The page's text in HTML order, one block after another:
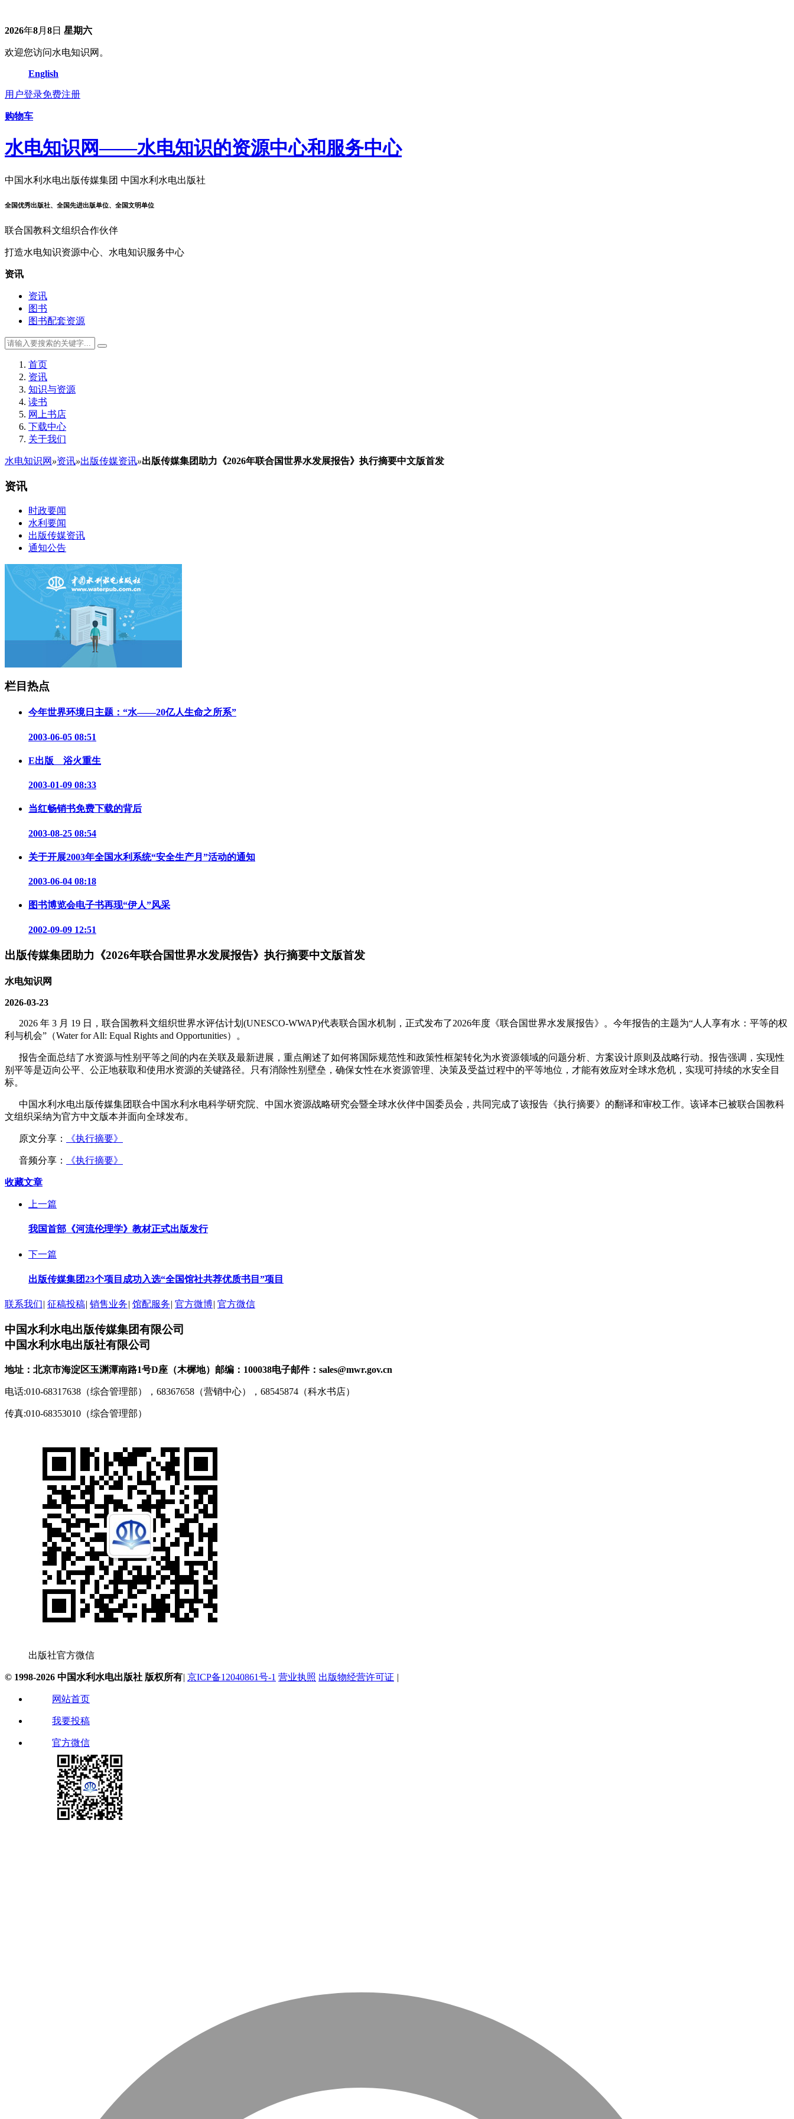
2026年8月 8日 星期六
欢迎您访问水电知识网。
English
用户登录免费注册
购物车
水电知识网——水电知识的资源中心和服务中心
中国水利水电出版传媒集团 中国水利水电出版社
全国优秀出版社、全国先进出版单位、全国文明单位
联合国教科文组织合作伙伴
打造水电知识资源中心、水电知识服务中心
资讯
资讯
图书
图书配套资源
首页
资讯
知识与资源
读书
网上书店
下载中心
关于我们
水电知识网 »资讯»出版传媒资讯»出版传媒集团助力《2026年联合国世界水发展报告》执行摘要中文版首发
资讯
时政要闻
水利要闻
出版传媒资讯
通知公告
栏目热点
今年世界环境日主题：“水——20亿人生命之所系”
2003-06-05 08:51
E出版 浴火重生
2003-01-09 08:33
当红畅销书免费下载的背后
2003-08-25 08:54
关于开展2003年全国水利系统“安全生产月”活动的通知
2003-06-04 08:18
图书博览会电子书再现“伊人”风采
2002-09-09 12:51
出版传媒集团助力《2026年联合国世界水发展报告》执行摘要中文版首发
水电知识网
2026-03-23
2026 年 3 月 19 日，联合国教科文组织世界水评估计划(UNESCO-WWAP)代表联合国水机制，正式发布了2026年度《联合国世界水发展报告》。今年报告的主题为“人人享有水：平等的权
利与机会”（Water for All: Equal Rights and Opportunities）。
报告全面总结了水资源与性别平等之间的内在关联及最新进展，重点阐述了如何将国际规范性和政策性框架转化为水资源领域的问题分析、方案设计原则及战略行动。报告强调，实现性
别平等是迈向公平、公正地获取和使用水资源的关键路径。只有消除性别壁垒，确保女性在水资源管理、决策及受益过程中的平等地位，才能有效应对全球水危机，实现可持续的水安全目
标。
中国水利水电出版传媒集团联合中国水利水电科学研究院、中国水资源战略研究会暨全球水伙伴中国委员会，共同完成了该报告《执行摘要》的翻译和审校工作。该译本已被联合国教科
文组织采纳为官方中文版本并面向全球发布。
原文分享： 《执行摘要》
音频分享： 《执行摘要》
收藏文章
上一篇
我国首部《河流伦理学》教材正式出版发行
下一篇
出版传媒集团23个项目成功入选“全国馆社共荐优质书目”项目
联系我们| 征稿投稿| 销售业务| 馆配服务| 官方微博| 官方微信
中国水利水电出版传媒集团有限公司
中国水利水电出版社有限公司
地址：北京市海淀区玉渊潭南路1号D座（木樨地） 邮编：100038电子邮件：sales@mwr.gov.cn
电话:010-68317638（综合管理部），68367658（营销中心），68545874（科水书店）
传真:010-68353010（综合管理部）
出版社官方微信
© 1998-2026 中国水利水电出版社 版权所有| 京ICP备12040861号-1 营业执照 出版物经营许可证 |
网站首页
我要投稿
官方微信